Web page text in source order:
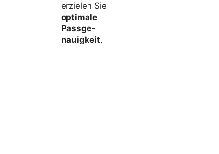
erzielen Sie
opti­male
Pass­ge­
nau­ig­keit.